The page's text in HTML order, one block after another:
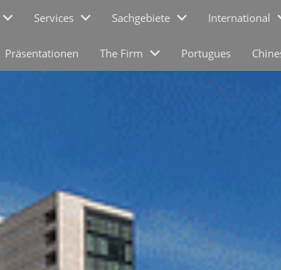
Services Sachgebiete International
Präsentationen The Firm Portugues